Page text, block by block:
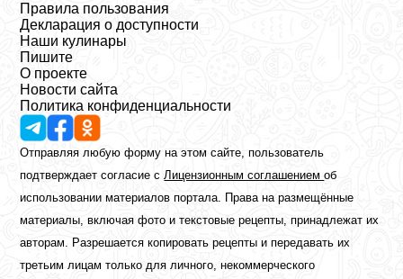
Правила пользования
Декларация о доступности
Наши кулинары
Пишите
О проекте
Новости сайта
Политика конфиденциальности
Отправляя любую форму на этом сайте, пользователь
подтверждает согласие сЛицензионным соглашениемоб
использовании материалов портала. Права на размещённые
материалы, включая фото и текстовые рецепты, принадлежат их
авторам. Разрешается копировать рецепты и передавать их
третьим лицам только для личного, некоммерческого